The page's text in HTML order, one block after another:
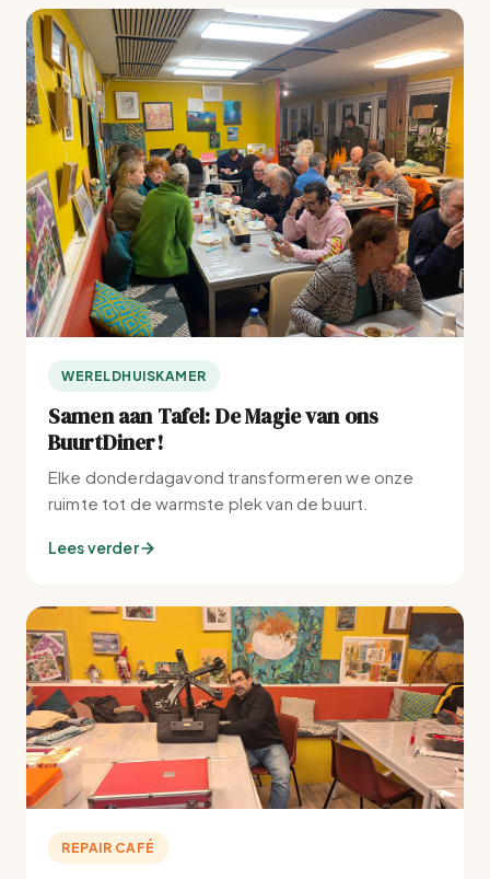
WERELDHUISKAMER
Samen aan Tafel: De Magie van ons
BuurtDiner!
Elke donderdagavond transformeren we onze
ruimte tot de warmste plek van de buurt.
Lees verder
REPAIR CAFÉ